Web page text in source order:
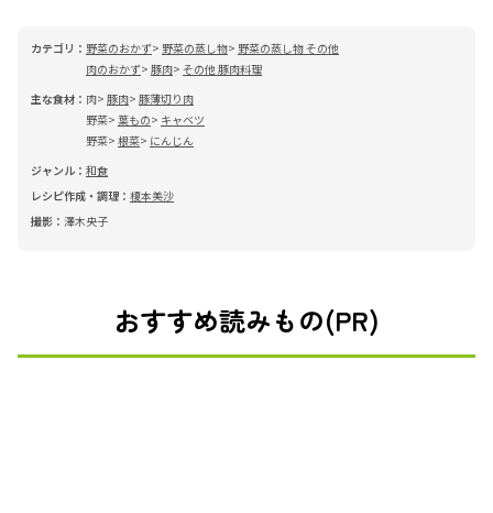
カテゴリ： 野菜のおかず 野菜の蒸し物
野菜の蒸し物 その他
肉のおかず 豚肉 その他 豚肉料理
主な食材： 肉 豚肉 豚薄切り肉
野菜 葉もの
キャベツ
野菜 根菜
にんじん
ジャンル： 和食
レシピ作成・調理： 榎本美沙
撮影： 澤木央子
おすすめ読みもの(PR)